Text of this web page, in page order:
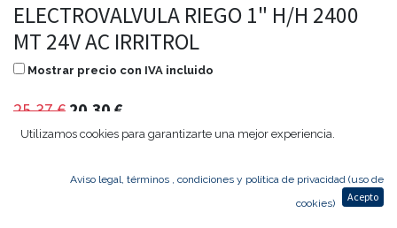
ELECTROVALVULA RIEGO 1" H/H 2400
MT 24V AC IRRITROL
Mostrar precio con IVA incluido
25,37€ 20,30 €
Agregar al carrito
Utilizamos cookies para garantizarte una mejor experiencia.
Aviso legal, términos , condiciones y política de privacidad (uso de
cookies)
Acepto